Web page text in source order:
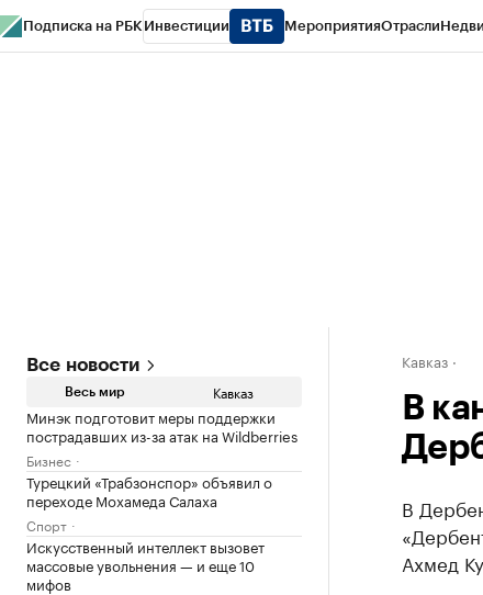
Подписка на РБК Инвестиции МероприятияОтрасли
Все новости
Весь мир Кавказ
Минэк подготовит меры поддержки
пострадавших из-за атак на Wildberries
Бизнес
Турецкий «Трабзонспор» объявил о
переходе Мохамеда Салаха
Спорт
Искусственный интеллект вызовет
массовые увольнения — и еще 10
мифов
Кавказ
В
В
Ахмед